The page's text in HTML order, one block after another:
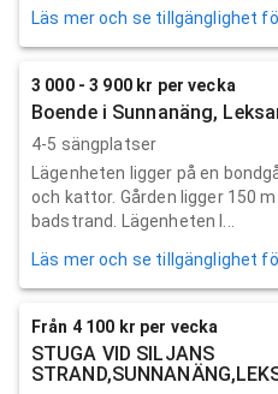
Läs mer och se tillgänglighet
3 000 - 3 900 kr per vecka
Boende i Sunnanäng,
4-5 sängplatser
Lägenheten ligger på en
och kattor. Gården ligger 150
badstrand. Lägenheten l...
Läs mer och se tillgänglighet
Från 4 100 kr per vecka
STUGA VID SILJANS